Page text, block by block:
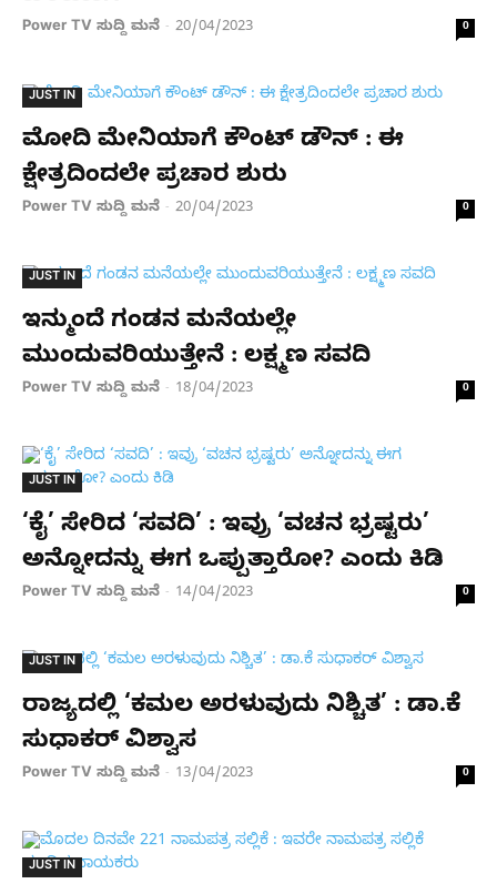
Power TV ಸುದ್ದಿ ಮನೆ - 20/04/2023 0
JUST IN
ಮೋದಿ ಮೇನಿಯಾಗೆ ಕೌಂಟ್ ಡೌನ್ : ಈ
ಕ್ಷೇತ್ರದಿಂದಲೇ ಪ್ರಚಾರ ಶುರು
Power TV ಸುದ್ದಿ ಮನೆ - 20/04/2023 0
JUST IN
ಇನ್ಮುಂದೆ ಗಂಡನ ಮನೆಯಲ್ಲೇ
ಮುಂದುವರಿಯುತ್ತೇನೆ : ಲಕ್ಷ್ಮಣ ಸವದಿ
Power TV ಸುದ್ದಿ ಮನೆ - 18/04/2023 0
JUST IN
‘ಕೈ’ ಸೇರಿದ ‘ಸವದಿ’ : ಇವ್ರು ‘ವಚನ ಭ್ರಷ್ಟರು’
ಅನ್ನೋದನ್ನು ಈಗ ಒಪ್ಪುತ್ತಾರೋ? ಎಂದು ಕಿಡಿ
Power TV ಸುದ್ದಿ ಮನೆ - 14/04/2023 0
JUST IN
ರಾಜ್ಯದಲ್ಲಿ ‘ಕಮಲ ಅರಳುವುದು ನಿಶ್ಚಿತ’ : ಡಾ.ಕೆ
ಸುಧಾಕರ್ ವಿಶ್ವಾಸ
Power TV ಸುದ್ದಿ ಮನೆ - 13/04/2023 0
JUST IN